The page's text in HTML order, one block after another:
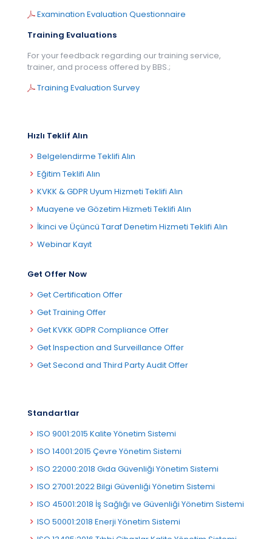
Examination Evaluation Questionnaire
Training Evaluations
For your feedback regarding our training service,
trainer, and process offered by BBS.;
Training Evaluation Survey
Hızlı Teklif Alın
Belgelendirme Teklifi Alın
Eğitim Teklifi Alın
KVKK & GDPR Uyum Hizmeti Teklifi Alın
Muayene ve Gözetim Hizmeti Teklifi Alın
İkinci ve Üçüncü Taraf Denetim Hizmeti Teklifi Alın
Webinar Kayıt
Get Offer Now
Get Certification Offer
Get Training Offer
Get KVKK GDPR Compliance Offer
Get Inspection and Surveillance Offer
Get Second and Third Party Audit Offer
Standartlar
ISO 9001:2015 Kalite Yönetim Sistemi
ISO 14001:2015 Çevre Yönetim Sistemi
ISO 22000:2018 Gıda Güvenliği Yönetim Sistemi
ISO 27001:2022 Bilgi Güvenliği Yönetim Sistemi
ISO 45001:2018 İş Sağlığı ve Güvenliği Yönetim Sistemi
ISO 50001:2018 Enerji Yönetim Sistemi